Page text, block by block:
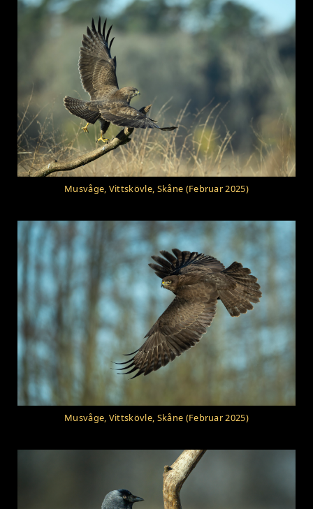
Musvåge, Vittskövle, Skåne (Februar 2025)
Musvåge, Vittskövle, Skåne (Februar 2025)